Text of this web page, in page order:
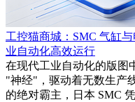
工控猫商城：SMC 气缸
业自动化高效运行
在现代工业自动化的版图
"神经"，驱动着无数生产
的绝对霸主，日本 SMC